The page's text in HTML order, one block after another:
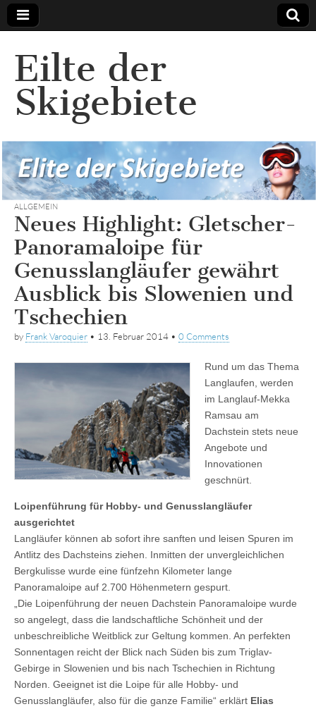
Eilte der
Skigebiete
ALLGEMEIN
Neues Highlight: Gletscher-
Panoramaloipe für
Genusslangläufer gewährt
Ausblick bis Slowenien und
Tschechien
by Frank Varoquier • 13. Februar 2014 • 0 Comments
Rund um das Thema
Langlaufen, werden
im Langlauf-Mekka
Ramsau am
Dachstein stets neue
Angebote und
Innovationen
geschnürt.
Loipenführung für Hobby- und Genusslangläufer
ausgerichtet
Langläufer können ab sofort ihre sanften und leisen Spuren im
Antlitz des Dachsteins ziehen. Inmitten der unvergleichlichen
Bergkulisse wurde eine fünfzehn Kilometer lange
Panoramaloipe auf 2.700 Höhenmetern gespurt.
„Die Loipenführung der neuen Dachstein Panoramaloipe wurde
so angelegt, dass die landschaftliche Schönheit und der
unbeschreibliche Weitblick zur Geltung kommen. An perfekten
Sonnentagen reicht der Blick nach Süden bis zum Triglav-
Gebirge in Slowenien und bis nach Tschechien in Richtung
Norden. Geeignet ist die Loipe für alle Hobby- und
Genusslangläufer, also für die ganze Familie“ erklärt Elias